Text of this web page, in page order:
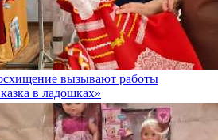
вызывают работы
в ладошках»